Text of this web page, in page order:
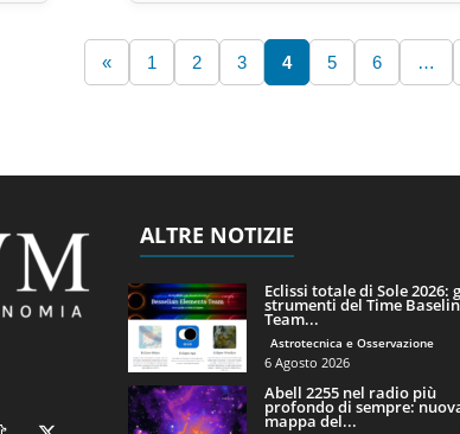
« 1 2 3 4 5 6 …
ALTRE NOTIZIE
Eclissi totale di Sole 2026:
strumenti del Time
Team...
Astrotecnica e Osservazione
6 Agosto 2026
Abell 2255 nel radio più
profondo di sempre:
mappa del...